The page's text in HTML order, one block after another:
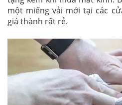
một miếng vải mới tại các
giá thành rất rẻ.